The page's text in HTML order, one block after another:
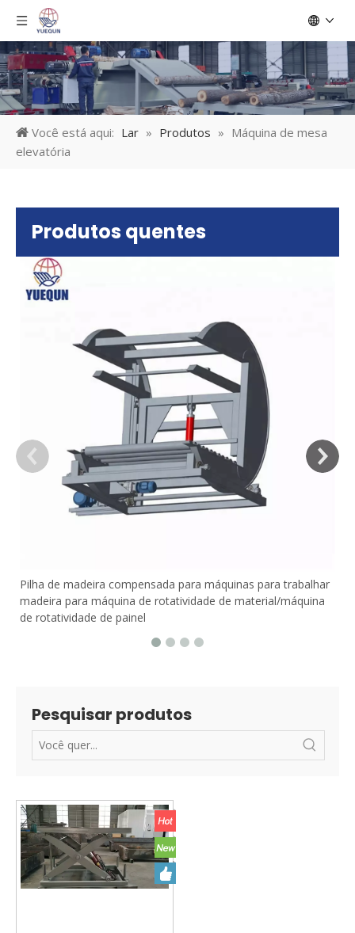
Você está aqui: Lar » Produtos » Máquina de mesa
elevatória
Produtos quentes
Pilha de madeira compensada para máquinas para trabalhar
madeira para máquina de rotatividade de material/máquina
de rotatividade de painel
Pesquisar produtos